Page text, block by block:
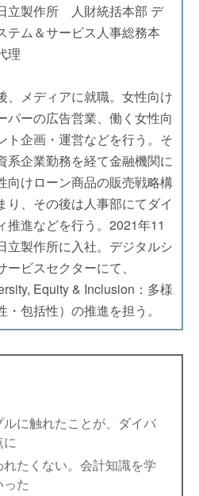
立製作所 人財統括本部 デ
テム＆サービス人事総務本
理
、メディアに就職。女性向け
パーの広告営業、働く女性向
ト企画・運営などを行う。そ
系企業勤務を経て金融機関に
向けローン商品の販売戦略構
り、その後は人事部にてダイ
推進などを行う。2021年11
立製作所に入社。デジタルシ
ービスセクターにて、
Equity & Inclusion：多様
・包括性）の推進を担う。
に触れたことが、ダイバ
に
れたくない。会計知識を学
た